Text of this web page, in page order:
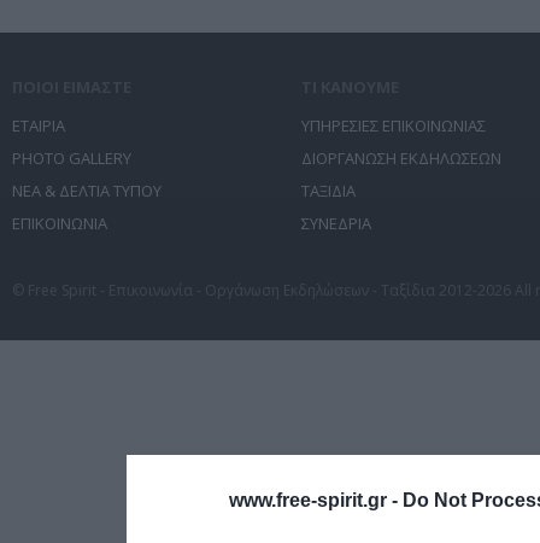
www.free-spirit.gr - Do Not
ΕΤΑΙΡΙΑ
PHOTO GALLERY
ΝΕΑ & ΔΕΛΤΙΑ ΤΥΠΟΥ
ΕΠΙΚΟΙΝΩΝΙΑ
ΥΠΗΡΕΣΙΕΣ ΕΠΙΚΟΙΝΩΝΙΑΣ
ΔΙΟΡΓΑΝΩΣΗ ΕΚΔΗΛΩΣΕΩΝ
ΤΑΞΙΔΙΑ
ΣΥΝΕΔΡΙΑ
© Free Spirit - Επικοινωνία - Οργάνωση Εκδηλώσεων - Ταξίδια 2012-2026